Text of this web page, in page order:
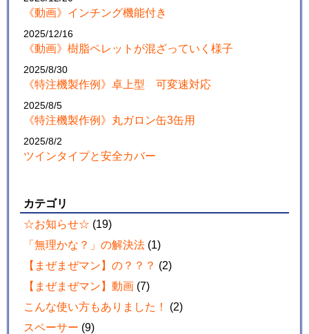
《動画》インチング機能付き
2025/12/16
《動画》樹脂ペレットが混ざっていく様子
2025/8/30
《特注機製作例》卓上型 可変速対応
2025/8/5
《特注機製作例》丸ガロン缶3缶用
2025/8/2
ツインタイプと安全カバー
カテゴリ
☆お知らせ☆ (19)
「無理かな？」の解決法 (1)
【まぜまぜマン】の？？？ (2)
【まぜまぜマン】動画 (7)
こんな使い方もありました！
(2)
スペーサー (9)